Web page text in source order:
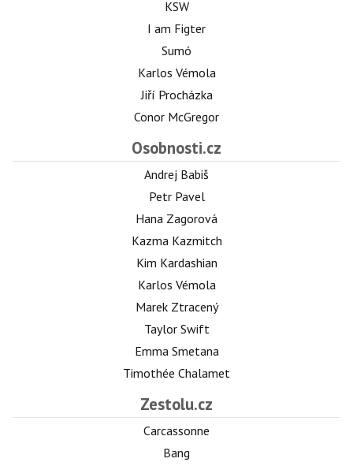
KSW
I am Figter
Sumó
Karlos Vémola
Jiří Procházka
Conor McGregor
Osobnosti.cz
Andrej Babiš
Petr Pavel
Hana Zagorová
Kazma Kazmitch
Kim Kardashian
Karlos Vémola
Marek Ztracený
Taylor Swift
Emma Smetana
Timothée Chalamet
Zestolu.cz
Carcassonne
Bang